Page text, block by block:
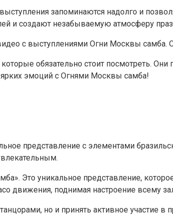
запоминаются надолго и
и создают незабываемую атмосферу
с выступлениями Огни Москвы самба.
обязательно стоит посмотреть.
эмоций с Огнями Москвы самба!
представление с элементами
Это уникальное представление,
движения, поднимая настроение всему
но и принять активное участие